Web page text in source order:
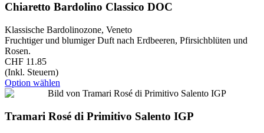
Chiaretto Bardolino Classico DOC
Klassische Bardolinozone, Veneto
Fruchtiger und blumiger Duft nach Erdbeeren, Pfirsichblüten und
Rosen.
CHF 11.85
(Inkl. Steuern)
Option wählen
Tramari Rosé di Primitivo Salento IGP